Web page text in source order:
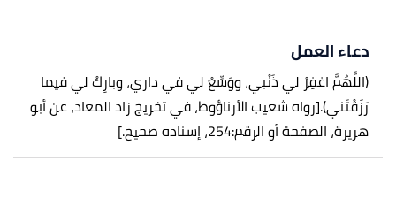
دعاء العمل
(اللَّهُمَّ اغفِرْ لي ذَنْبي، ووَسِّعْ لي في داري، وبارِكْ لي فيما
رَزَقْتَني).[رواه شعيب الأرناؤوط، في تخريج زاد المعاد، عن أبو
هريرة، الصفحة أو الرقم:254، إسناده صحيح.]